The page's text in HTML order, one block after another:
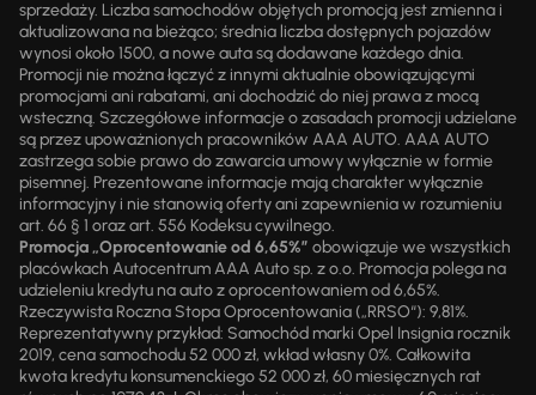
sprzedaży. Liczba samochodów objętych promocją jest zmienna i
aktualizowana na bieżąco; średnia liczba dostępnych pojazdów
wynosi około 1500, a nowe auta są dodawane każdego dnia.
Promocji nie można łączyć z innymi aktualnie obowiązującymi
promocjami ani rabatami, ani dochodzić do niej prawa z mocą
wsteczną. Szczegółowe informacje o zasadach promocji udzielane
są przez upoważnionych pracowników AAA AUTO. AAA AUTO
zastrzega sobie prawo do zawarcia umowy wyłącznie w formie
pisemnej. Prezentowane informacje mają charakter wyłącznie
informacyjny i nie stanowią oferty ani zapewnienia w rozumieniu
art. 66 § 1 oraz art. 556 Kodeksu cywilnego.
Promocja „Oprocentowanie od 6,65%” obowiązuje we wszystkich
placówkach Autocentrum AAA Auto sp. z o.o. Promocja polega na
udzieleniu kredytu na auto z oprocentowaniem od 6,65%.
Rzeczywista Roczna Stopa Oprocentowania („RRSO“): 9,81%.
Reprezentatywny przykład: Samochód marki Opel Insignia rocznik
2019, cena samochodu 52 000 zł, wkład własny 0%. Całkowita
kwota kredytu konsumenckiego 52 000 zł, 60 miesięcznych rat